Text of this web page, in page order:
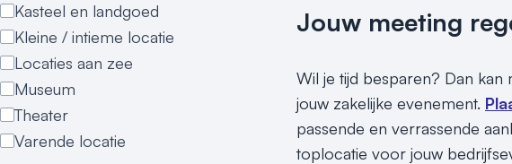
Kasteel en landgoed
Kleine / intieme locatie
Locaties aan zee
Museum
Theater
Varende locatie
Jouw meeting
Wil je tijd besparen? Dan
jouw zakelijke evenement.
passende en verrassende
toplocatie voor jouw